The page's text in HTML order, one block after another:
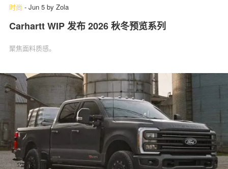
时尚 - Jun 5 by Zola
Carhartt WIP 发布 2026 秋冬预览系列
聚焦面料质感。